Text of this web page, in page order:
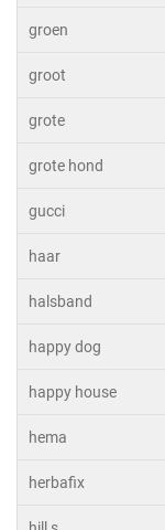
groen
groot
grote
grote hond
gucci
haar
halsband
happy dog
happy house
hema
herbafix